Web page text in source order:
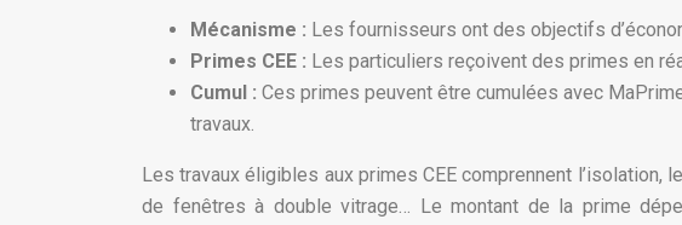
Mécanisme : Les fournisseurs ont des objectifs
Primes CEE : Les particuliers reçoivent des primes en
Cumul : Ces primes peuvent être cumulées avec
travaux.
Les travaux éligibles aux primes CEE comprennent l’isolation,
de fenêtres à double vitrage… Le montant de la prime